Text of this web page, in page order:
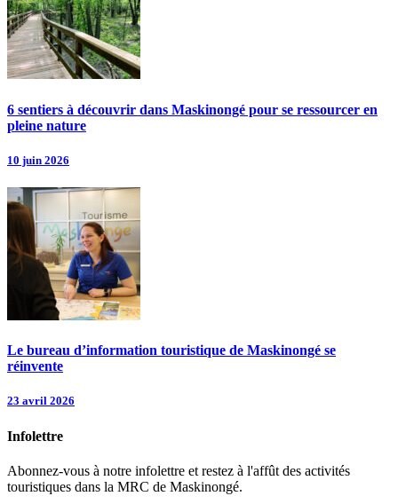
6 sentiers à découvrir dans Maskinongé pour se ressourcer en
pleine nature
10 juin 2026
Le bureau d’information touristique de Maskinongé se
réinvente
23 avril 2026
Infolettre
Abonnez-vous à notre infolettre et restez à l'affût des activités
touristiques dans la MRC de Maskinongé.